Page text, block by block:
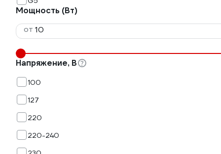
Мощность (Вт)
от
Напряжение, В
100
127
220
220-240